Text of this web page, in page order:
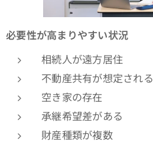
必要性が高まりやすい状況
相続人が遠方居住
不動産共有が想定される
空き家の存在
承継希望差がある
財産種類が複数